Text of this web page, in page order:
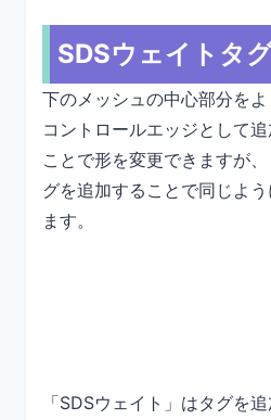
SDSウェイトタ
下のメッシュの中心部分を
コントロールエッジとして
ことで形を変更できますが、
グを追加することで同じよ
ます。
「SDSウェイト」はタグを